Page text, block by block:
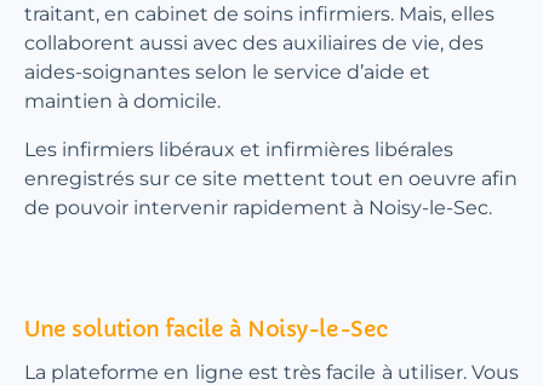
traitant, en cabinet de soins infirmiers. Mais, elles
collaborent aussi avec des auxiliaires de vie, des
aides-soignantes selon le service d’aide et
maintien à domicile.
Les infirmiers libéraux et infirmières libérales
enregistrés sur ce site mettent tout en oeuvre afin
de pouvoir intervenir rapidement à Noisy-le-Sec.
Une solution facile à Noisy-le-Sec
La plateforme en ligne est très facile à utiliser. Vous